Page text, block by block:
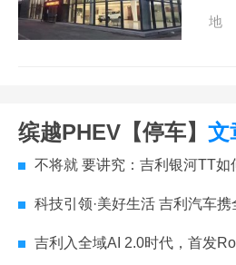
地
缤越PHEV【停车】 文
不将就 要讲究：吉利银河TT如
科技引领·美好生活 吉利汽车
吉利入全域AI 2.0时代，首发